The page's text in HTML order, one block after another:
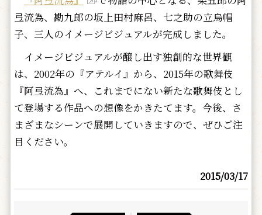
弖流為、勘九郎の坂上田村麻呂、七之助の立烏帽
子、三人のイメージビジュアルが完成しました。
イメージビジュアルが醸し出す独創的な世界観
は、2002年の『アテルイ』から、2015年の歌舞伎
『阿弖流為』へ、これまでにない新たな歌舞伎とし
て登場する作品への想像をかきたてます。今後、さ
まざまなシーンで展開していきますので、ぜひご注
目ください。
2015/03/17